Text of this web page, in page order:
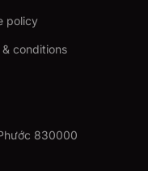
policy
& conditions
830000